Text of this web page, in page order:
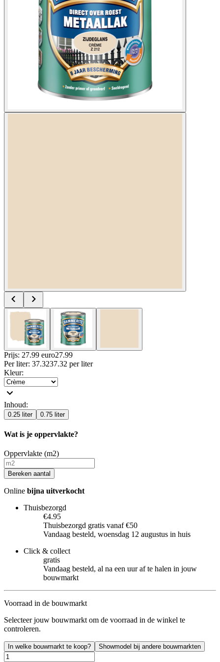
Prijs: 27.99 euro27.99
Per liter: 37.3237.32 per liter
Kleur:
Inhoud:
0.25 liter 0.75 liter
Wat is je oppervlakte?
Oppervlakte (m2)
Bereken aantal
Online bijna uitverkocht
Thuisbezorgd
€4.95
Thuisbezorgd gratis vanaf €50
Vandaag besteld, woensdag 12 augustus in huis
Click & collect
gratis
Vandaag besteld, al na een uur af te halen in jouw
bouwmarkt
Voorraad in de bouwmarkt
Selecteer jouw bouwmarkt om de voorraad in de winkel te
controleren.
In welke bouwmarkt te koop? Showmodel bij andere bouwmarkten